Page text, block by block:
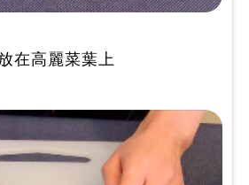
在高麗菜葉上